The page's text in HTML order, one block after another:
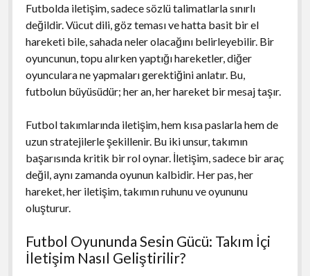
Futbolda iletişim, sadece sözlü talimatlarla sınırlı
değildir. Vücut dili, göz teması ve hatta basit bir el
hareketi bile, sahada neler olacağını belirleyebilir. Bir
oyuncunun, topu alırken yaptığı hareketler, diğer
oyunculara ne yapmaları gerektiğini anlatır. Bu,
futbolun büyüsüdür; her an, her hareket bir mesaj taşır.
Futbol takımlarında iletişim, hem kısa paslarla hem de
uzun stratejilerle şekillenir. Bu iki unsur, takımın
başarısında kritik bir rol oynar. İletişim, sadece bir araç
değil, aynı zamanda oyunun kalbidir. Her pas, her
hareket, her iletişim, takımın ruhunu ve oyununu
oluşturur.
Futbol Oyununda Sesin Gücü: Takım İçi
İletişim Nasıl Geliştirilir?